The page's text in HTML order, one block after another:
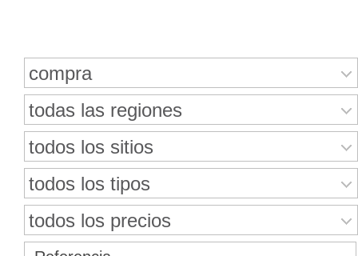
compra
todas las regiones
todos los sitios
todos los tipos
todos los precios